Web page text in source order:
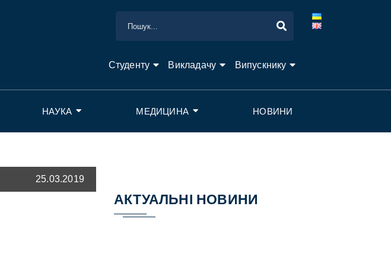
Студенту Викладачу Випускнику
НАУКА МЕДИЦИНА НОВИНИ
25.03.2019
АКТУАЛЬНІ НОВИНИ